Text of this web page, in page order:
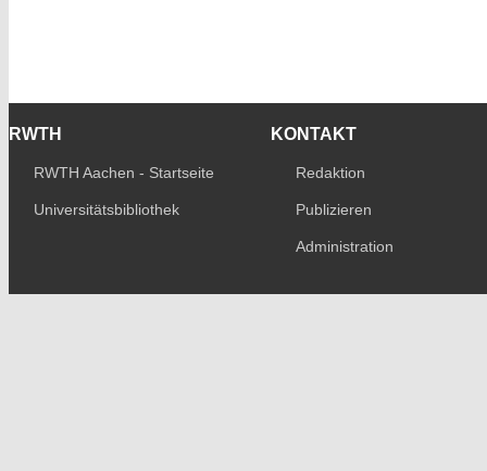
RWTH
RWTH Aachen - Startseite
Universitätsbibliothek
KONTAKT
Redaktion
Publizieren
Administration